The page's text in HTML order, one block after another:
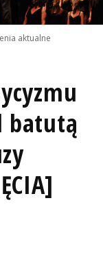
aktualne
batutą